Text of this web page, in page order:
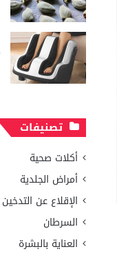
تصنيفات
أكلات صحية
أمراض الجلدية
الإقلاع عن التدخين
السرطان
العناية بالبشرة